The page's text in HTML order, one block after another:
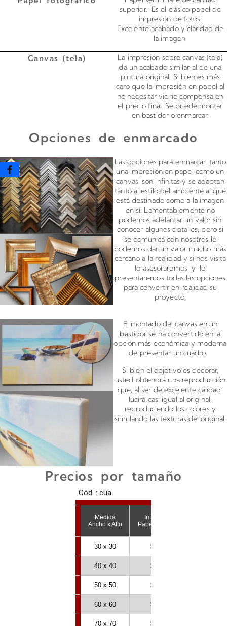
superior. Es el clásico papel de
impresión de fotos.
Excelente acabado y claridad de
la imagen.
Canvas (tela)
La impresión sobre canvas (tela)
da un acabado similar al de una
pintura original. Si bien es más
caro que la impresión en papel al
no necesitar vidrio compensa en
el precio final. Se puede montar
en bastidor o enmarcar.
Opciones de enmarcado
Las opciones para enmarcar, tanto
una impresión en papel como un
canvas, son infinitas y se adaptan
tanto al estilo del ambiente al que
está destinado como a la imagen
en sí. Lamentablemente no
podemos adelantar un valor sin
conocer algunos detalles, pero si
se comunica con nosotros le
podemos dar un valor mucho más
cercano a la realidad y si nos visita
lo asesoraremos y le
presentaremos todas las opciones
para convertir en realidad su
proyecto.
El montado del canvas en un
bastidor se ha convertido en la
opción más económica y moderna
de presentar un cuadro.
Si bien el objetivo es decorar,
usted obtendrá una reproducción
que, al ser de excelente calidad,
lucirá casi igual al original,
reproduciendo los colores y
simulando las texturas del original.
Precios por tamaño